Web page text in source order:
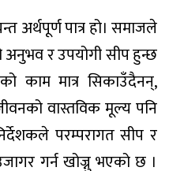
अर्थपूर्ण पात्र हो। समाजले
अनुभव र उपयोगी सीप हुन्छ
काम मात्र सिकाउँदैनन्,
वास्तविक मूल्य पनि
परम्परागत सीप र
गर्न खोज्नु भएको छ ।